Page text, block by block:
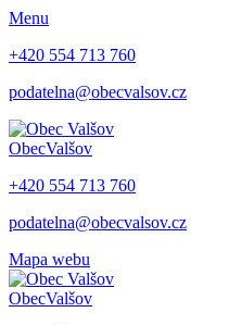
Menu
+420 554 713 760
podatelna@obecvalsov.cz
ObecValšov
+420 554 713 760
podatelna@obecvalsov.cz
Mapa webu
ObecValšov